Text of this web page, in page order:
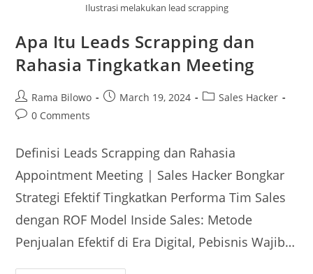
Ilustrasi melakukan lead scrapping
Apa Itu Leads Scrapping dan
Rahasia Tingkatkan Meeting
Rama Bilowo March 19, 2024
Sales Hacker
0 Comments
Definisi Leads Scrapping dan Rahasia
Appointment Meeting | Sales Hacker Bongkar
Strategi Efektif Tingkatkan Performa Tim Sales
dengan ROF Model Inside Sales: Metode
Penjualan Efektif di Era Digital, Pebisnis Wajib…